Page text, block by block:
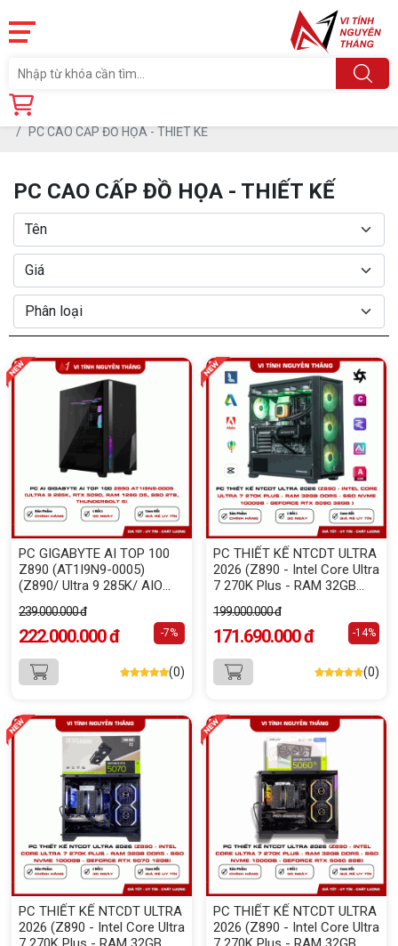
Trang chủ
PC CAO CẤP ĐỒ HỌA - THIẾT KẾ
PC CAO CẤP ĐỒ HỌA - THIẾT KẾ
PC GIGABYTE AI TOP 100
Z890 (AT1I9N9-0005)
(Z890/ Ultra 9 285K/ AIO
SSD Gen4 2TB/ SSD Gen4
320GB/ RTX 5090 32GB/
Platinum/ WF7/ BT/ Black)
239.000.000 đ
222.000.000 đ -7%
(0)
PC THIẾT KẾ NTCDT ULTRA
2026 (Z890 - Intel Core Ultra
7 270K Plus - RAM 32GB
GeForce RTX 5090 32GB )
199.000.000 đ
171.690.000 đ -14%
(0)
PC THIẾT KẾ NTCDT ULTRA
2026 (Z890 - Intel Core Ultra
PC THIẾT KẾ NTCDT ULTRA
2026 (Z890 - Intel Core Ultra